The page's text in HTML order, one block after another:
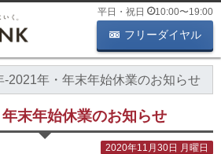
平日・祝日 10:00〜19:00
フリーダイヤル
-2021年・年末年始休業のお知らせ
末年始休業のお知らせ
2020年11月30日 月曜日